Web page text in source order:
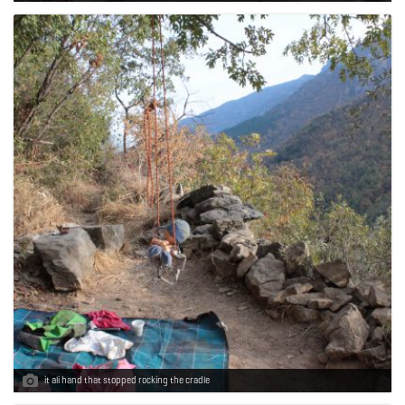
it ali hand that stopped rocking the cradle